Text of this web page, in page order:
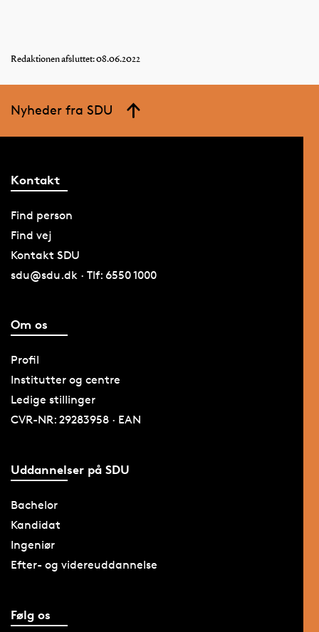
Redaktionen afsluttet: 08.06.2022
Nyheder fra SDU
Kontakt
Find person
Find vej
Kontakt SDU
sdu@sdu.dk · Tlf: 6550 1000
Om os
Profil
Institutter og centre
Ledige stillinger
CVR-NR: 29283958 · EAN
Uddannelser på SDU
Bachelor
Kandidat
Ingeniør
Efter- og videreuddannelse
Følg os